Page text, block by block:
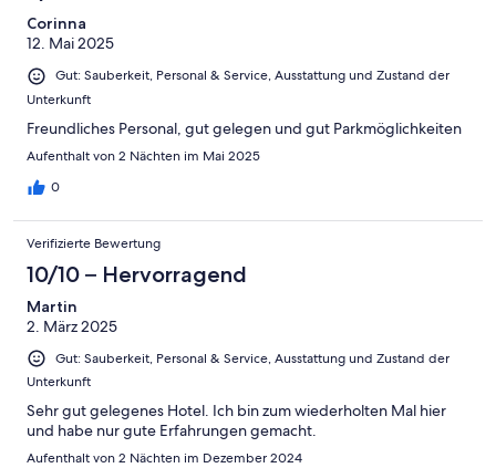
Corinna
12. Mai 2025
Gut: Sauberkeit, Personal & Service, Ausstattung und Zustand der
Unterkunft
Freundliches Personal, gut gelegen und gut Parkmöglichkeiten
Aufenthalt von 2 Nächten im Mai 2025
0
Verifizierte Bewertung
10/10 – Hervorragend
Martin
2. März 2025
Gut: Sauberkeit, Personal & Service, Ausstattung und Zustand der
Unterkunft
Sehr gut gelegenes Hotel. Ich bin zum wiederholten Mal hier
und habe nur gute Erfahrungen gemacht.
Aufenthalt von 2 Nächten im Dezember 2024